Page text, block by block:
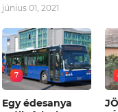
június 01, 2021
7
Egy édesanya